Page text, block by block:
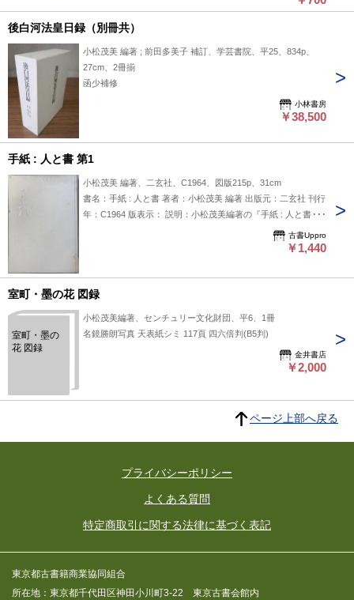
後白河法皇日録（別冊共）
小松茂美 編著 ; 前田多美子 補訂、学芸書院、平25、834p、
27cm、2冊揃
函少補修
小林書房
￥38,500
手紙 : 人と書 第1
小松茂美 編著、二玄社、C1964、図版215p、31cm
書名：手紙 : 人と書 著者：小松茂美 編著 出版元：二玄社 刊行
年：C1964 版表示： 説明：小松茂美編著の『手紙 : 人と書』
は、1964年に二玄社から刊行された一冊です。手紙という形
式を通じて、人と文字の関わりや書の表現について考察してい
に基づき、手紙の文化や書の魅力に触れる一冊として、当時の
書物や書道に興味のある方にとって参考になるかもしれませ
す。 状態：
古書Uppro
￥1,440
室町・墨の花 図録
室町・墨の
花 図録
小松茂美編著、センチュリー文化財団、平6、1冊
名鏡勝朗写真 天表紙シミ 117頁 四六倍判(B5判)
金井書店
￥2,000
ページ上部へ戻る
プライバシーポリシー
よくある質問
特定商取引に関する法律に基づく表記
東京都古書籍商業協同組合
所在地：東京都千代田区神田小川町3-22 東京古書会館内